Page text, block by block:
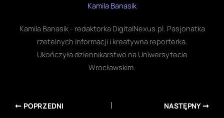
Kamila Banasik
Kamila Banasik - redaktorka DigitalNexus.pl. Pasjonatka
rzetelnych informacji i kreatywna reporterka.
Ukończyła dziennikarstwo na Uniwersytecie
Wrocławskim.
POPRZEDNI NASTĘPNY